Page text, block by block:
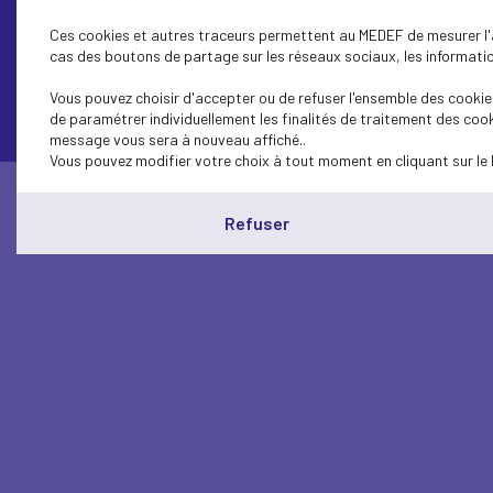
Ces cookies et autres traceurs permettent au MEDEF de
cas des boutons de partage sur les réseaux sociaux, les
Vous pouvez choisir d'accepter ou de refuser l'ensemble des
de paramétrer individuellement les finalités de traitement des
message vous sera à nouveau affiché..
Vous pouvez modifier votre choix à tout moment en cliquant sur le
Refuser